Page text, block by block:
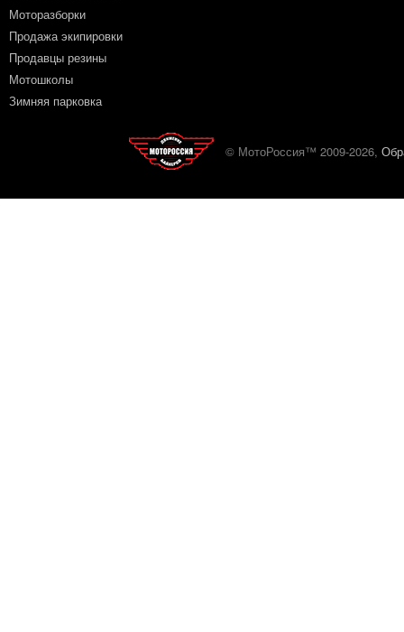
Моторазборки
Продажа экипировки
Продавцы резины
Мотошколы
Зимняя парковка
© МотоРоссия™ 2009-2026,